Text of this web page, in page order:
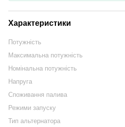
Характеристики
Потужність
Максимальна потужність
Номінальна потужність
Напруга
Споживання палива
Режими запуску
Тип альтернатора